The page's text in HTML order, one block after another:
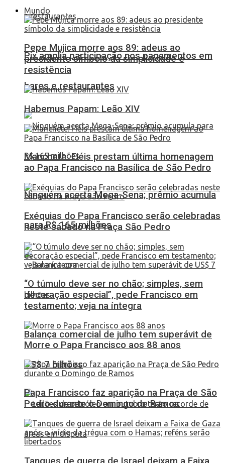
Pix amplia participação nos pagamentos em
bares e restaurantes
Ninguém acerta Mega-Sena; prêmio acumula
para R$ 165 milhões
Balança comercial de julho tem superávit de
US$ 7 bilhões
Mundo
Pepe Mujica morre aos 89: adeus ao
presidente símbolo da simplicidade e
resistência
Habemus Papam: Leão XIV
Manchete: Fiéis prestam última homenagem
ao Papa Francisco na Basílica de São Pedro
Exéquias do Papa Francisco serão celebradas
neste sábado na Praça São Pedro
“O túmulo deve ser no chão; simples, sem
decoração especial”, pede Francisco em
testamento; veja na íntegra
Morre o Papa Francisco aos 88 anos
Papa Francisco faz aparição na Praça de São
Pedro durante o Domingo de Ramos
Tanques de guerra de Israel deixam a Faixa